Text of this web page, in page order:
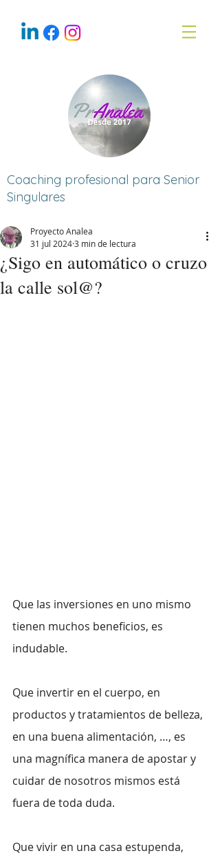
Coaching profesional para Senior
Singulares
¿Sigo en automático o cruzo
la calle sol@?
Proyecto Analea
31 jul 20243 min de lectura
Que las inversiones en uno mismo
tienen muchos beneficios, es
indudable.
Que invertir en el cuerpo, en
productos y tratamientos de belleza,
en una buena alimentación, …, es
una magnífica manera de apostar y
cuidar de nosotros mismos está
fuera de toda duda.
Que vivir en una casa estupenda,